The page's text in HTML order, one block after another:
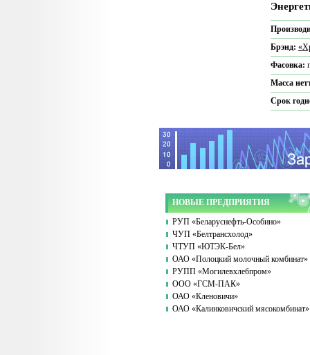
Брэнд:
Фасовка:
Масса
Срок
НОВЫЕ ПРЕДПРИЯТИЯ
РУП «Беларуснефть-Особино»
ЧУП «Белтрансхолод»
ЧТУП «ЮТЭК-Бел»
ОАО «Полоцкий молочный комбинат»
РУПП «Могилевхлебпром»
ООО «ГСМ-ПАК»
ОАО «Кленовичи»
ОАО «Калинковичский мясокомбинат»